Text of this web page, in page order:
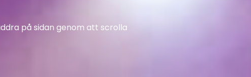
på sidan genom att scrolla